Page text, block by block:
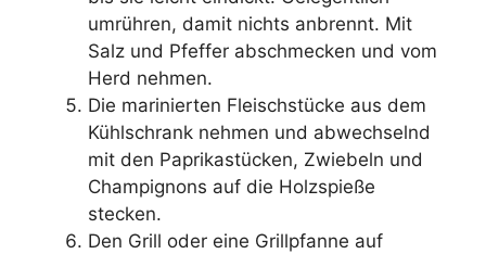
umrühren, damit nichts anbrennt. Mit
Salz und Pfeffer abschmecken und vom
Herd nehmen.
Die marinierten Fleischstücke aus dem
Kühlschrank nehmen und abwechselnd
mit den Paprikastücken, Zwiebeln und
Champignons auf die Holzspieße
stecken.
Den Grill oder eine Grillpfanne auf